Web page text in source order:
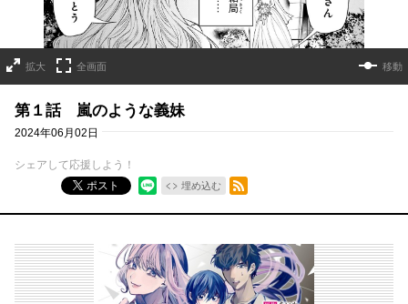
拡大 全画面 移動
第１話 嵐のような義妹
2024年06月02日
シェアして応援しよう！
ポスト
埋め込む
RSSフィード